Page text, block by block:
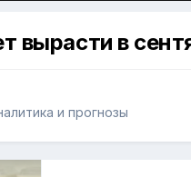
вырасти в
и прогнозы